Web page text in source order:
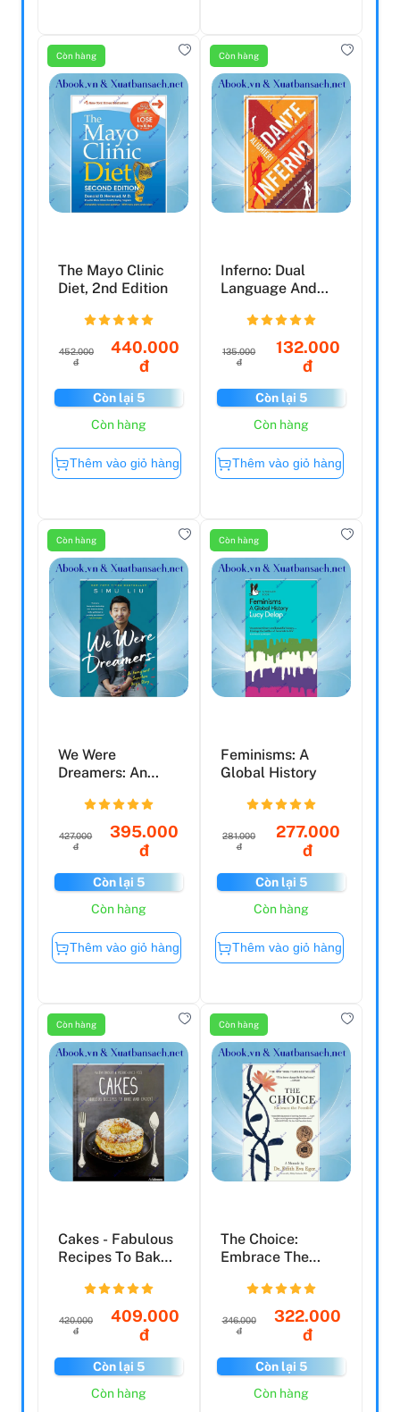
Còn hàng
The Mayo Clinic
Diet, 2nd Edition
452.000
đ
440.000
đ
Còn lại 5
Còn hàng
Thêm vào giỏ hàng
Còn hàng
Inferno: Dual
Language And
Translation
135.000
đ
132.000
đ
Còn lại 5
Còn hàng
Thêm vào giỏ hàng
Còn hàng
We Were
Dreamers: An
Superhero Origin
427.000
đ
395.000
đ
Còn lại 5
Còn hàng
Thêm vào giỏ hàng
Còn hàng
Feminisms: A
Global History
281.000
đ
277.000
đ
Còn lại 5
Còn hàng
Thêm vào giỏ hàng
Còn hàng
Cakes - Fabulous
Recipes To Bake
420.000
đ
409.000
đ
Còn lại 5
Còn hàng
Còn hàng
The Choice:
Embrace The
346.000
đ
322.000
đ
Còn lại 5
Còn hàng